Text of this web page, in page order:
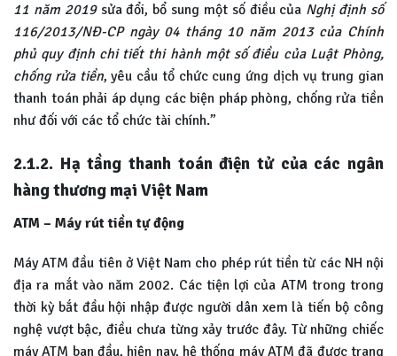
11 năm 2019sửa đổi, bổ sung một số điều của Nghị định số
116/2013/NĐ-CP ngày 04 tháng 10 năm 2013 của Chính
phủ quy định chi tiết thi hành một số điều của Luật Phòng,
chống rửa tiền, yêu cầu tổ chức cung ứng dịch vụ trung gian
thanh toán phải áp dụng các biện pháp phòng, chống rửa tiền
như đối với các tổ chức tài chính.”
2.1.2. Hạ tầng thanh toán điện tử của các ngân
hàng thương mại Việt Nam
ATM – Máy rút tiền tự động
Máy ATM đầu tiên ở Việt Nam cho phép rút tiền từ các NH nội
địa ra mắt vào năm 2002. Các tiện lợi của ATM trong trong
thời kỳ bắt đầu hội nhập được người dân xem là tiến bộ công
nghệ vượt bậc, điều chưa từng xảy trước đây. Từ những chiếc
máy ATM ban đầu, hiện nay, hệ thống máy ATM đã được trang